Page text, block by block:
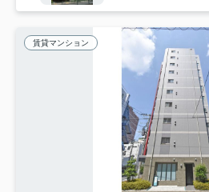
賃貸マンション